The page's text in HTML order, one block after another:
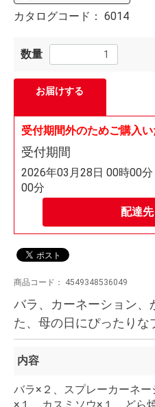
カタログコード： 6014
数量
お届けする
配達
受付期間外のためご購入い
受付期間
2026年03月28日 00時00
00分
商品コード： 4549348536049
バラ、カーネーション、
た、母の日にぴったりな
内容
バラ×２、スプレーカーネ